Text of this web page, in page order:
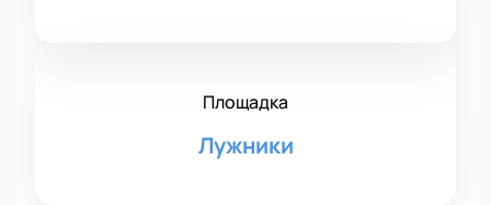
Площадка
Лужники